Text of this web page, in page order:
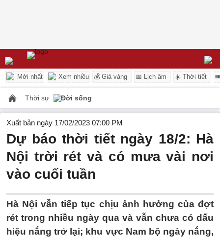
Mới nhất Xem nhiều 💰 Giá vàng 📅 Lịch âm ☀️ Thời tiết
Thời sự Đời sống
Xuất bản ngày 17/02/2023 07:00 PM
Dự báo thời tiết ngày 18/2: Hà
Nội trời rét và có mưa vài nơi
vào cuối tuần
Hà Nội vẫn tiếp tục chịu ảnh hưởng của đợt
rét trong nhiều ngày qua và vẫn chưa có dấu
hiệu nắng trở lại; khu vực Nam bộ ngày nắng,